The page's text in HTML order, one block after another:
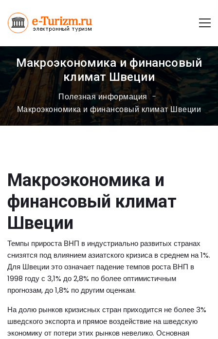
Макроэкономика и финансовый
климат Швеции
Полезная информация
Макроэкономика и финансовый климат Швеции
Макроэкономика и
финансовый климат
Швеции
Темпы прироста ВНП в индустриально развитых странах
снизятся под влиянием азиатского кризиса в среднем на 1%.
Для Швеции это означает падение темпов роста ВНП в
1998 году с 3,1% до 2,8% по более оптимистичным
прогнозам, до 1,8% по другим оценкам.
На долю рынков кризисных стран приходится не более 3%
шведского экспорта и прямое воздействие на шведскую
экономику от потери этих рынков невелико. Основная